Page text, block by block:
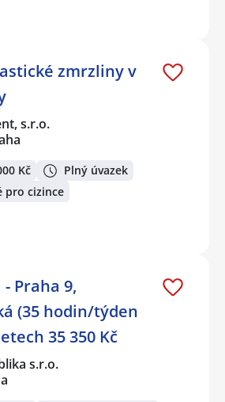
zmrzliny v
s.r.o.
Kč
Plný úvazek
pro cizince
Praha 9,
(35 hodin/týden
35 350 Kč
s.r.o.